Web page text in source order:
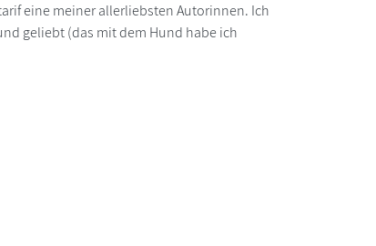
eine meiner allerliebsten Autorinnen. Ich
geliebt (das mit dem Hund habe ich